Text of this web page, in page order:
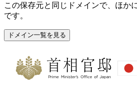
この保存元と同じドメインで、ほか
です。
ドメイン一覧を見る